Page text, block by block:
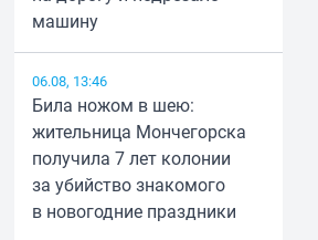
машину
06.08, 13:46
Била ножом в шею:
жительница Мончегорска
получила 7 лет колонии
за убийство знакомого
в новогодние праздники